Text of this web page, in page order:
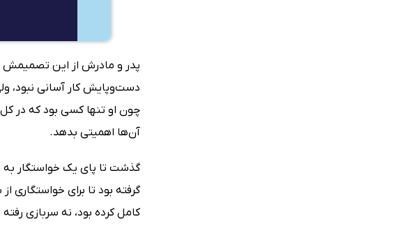
پدر و مادرش از این تصمیمش
دست‌وپایش کار آسانی نبود،
چون او تنها کسی بود که در
آن‌ها اهمیتی بدهد.
گذشت تا پای یک خواستگار به
گرفته بود تا برای
کامل کرده بود، نه سربازی